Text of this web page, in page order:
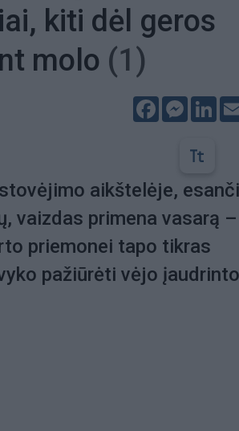
kiti dėl geros
molo (1)
Facebook
aikštelėje,
vaizdas primena vasarą –
priemonei tapo tikras
pažiūrėti vėjo